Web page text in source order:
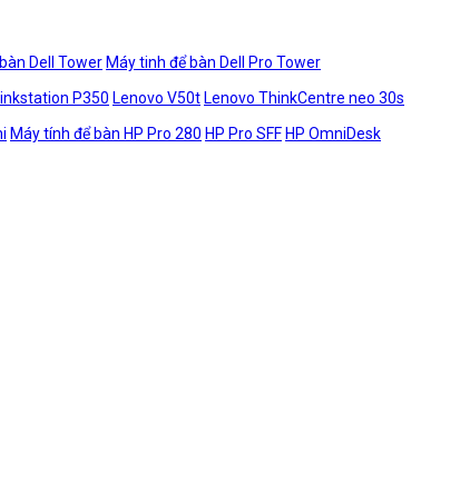
Dell Tower Máy tinh để bàn Dell Pro Tower
P350 Lenovo V50t Lenovo ThinkCentre neo 30s
Máy tính để bàn HP Pro 280 HP Pro SFF HP OmniDesk